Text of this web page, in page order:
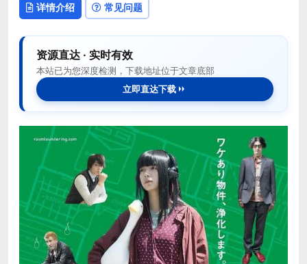
详情介绍 常见问题
资源直达 · 实时有效
本站已为您深度检测，下载地址位于文章底部
立即直达下载